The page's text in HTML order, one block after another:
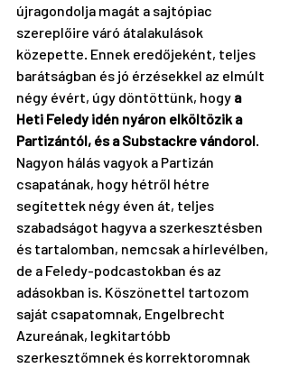
újragondolja magát a sajtópiac
szereplőire váró átalakulások
közepette. Ennek eredőjeként, teljes
barátságban és jó érzésekkel az elmúlt
négy évért, úgy döntöttünk, hogy a
Heti Feledy idén nyáron elköltözik a
Partizántól, és a Substackre vándorol
Nagyon hálás vagyok a Partizán
csapatának, hogy hétről hétre
segítettek négy éven át, teljes
szabadságot hagyva a szerkesztésben
és tartalomban, nemcsak a hírlevélben,
de a Feledy-podcastokban és az
adásokban is. Köszönettel tartozom
saját csapatomnak, Engelbrecht
Azureának, legkitartóbb
szerkesztőmnek és korrektoromnak